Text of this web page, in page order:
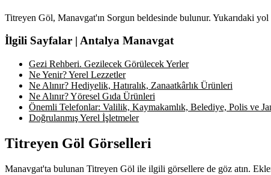
Titreyen Göl, Manavgat'ın Sorgun beldesinde bulunur. Yukarıdaki
İlgili Sayfalar | Antalya Manavgat
Gezi Rehberi. Gezilecek Görülecek Yerler
Ne Yenir? Yerel Lezzetler
Ne Alınır? Hediyelik, Hatıralık, Zanaatkârlık Ürünleri
Ne Alınır? Yöresel Gıda Ürünleri
Önemli Telefonlar: Valilik, Kaymakamlık, Belediye, Polis ve
Doğrulanmış Yerel İşletmeler
Titreyen Göl Görselleri
Manavgat'ta bulunan Titreyen Göl ile ilgili görsellere de göz atın.